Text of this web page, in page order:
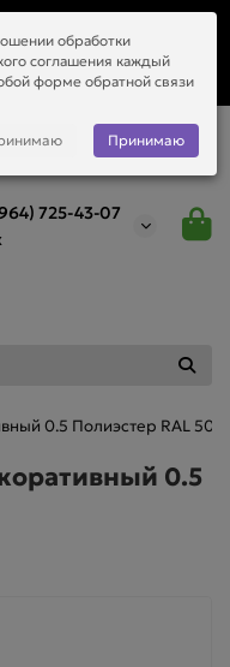
725-43-07
0.5 Полиэстер RAL
0.5
обработки
соглашения каждый
форме обратной связи
Принимаю